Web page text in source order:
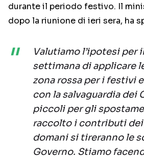
durante il periodo festivo. Il
dopo la riunione di ieri sera, ha
Valutiamo l’ipotesi per
settimana di applicare
zona rossa per i festivi
con la salvaguardia dei
piccoli per gli
raccolto i contributi
domani si tireranno le
Governo. Stiamo